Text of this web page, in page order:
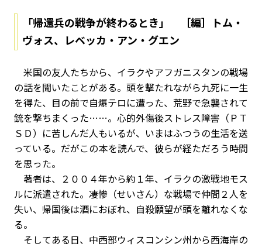
「帰還兵の戦争が終わるとき」 ［編］トム・
ヴォス、レベッカ・アン・グエン
米国の友人たちから、イラクやアフガニスタンの戦場
の話を聞いたことがある。頭を撃たれながら九死に一生
を得た、目の前で自爆テロに遭った、荒野で急襲されて
銃を撃ちまくった……。心的外傷後ストレス障害（ＰＴ
ＳＤ）に苦しんだ人もいるが、いまはふつうの生活を送
っている。だがこの本を読んで、彼らが経ただろう時間
を思った。
著者は、２００４年から約１年、イラクの激戦地モス
ルに派遣された。凄惨（せいさん）な戦場で仲間２人を
失い、帰国後は酒におぼれ、自殺願望が頭を離れなくな
る。
そしてある日、中西部ウィスコンシン州から西海岸の